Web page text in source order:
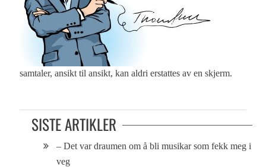
samtaler, ansikt til ansikt, kan aldri erstattes av en skjerm.
SISTE ARTIKLER
– Det var draumen om å bli musikar som fekk meg i
veg